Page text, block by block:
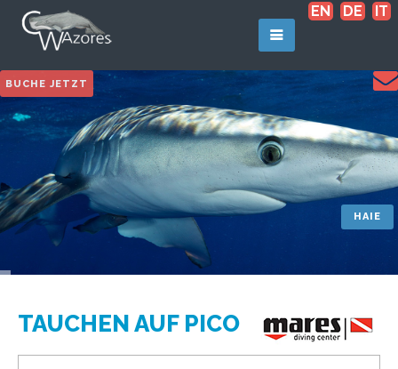
EN DE IT
BUCHE JETZT
TAUCHEN AUF PICO